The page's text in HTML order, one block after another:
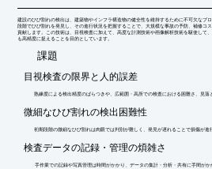
建設のひび割れの検出は、建築物やインフラ構造物の健全性を維持するために不可欠なプ
段階でひび割れを発見し、その進行状況を把握することで、大規模な事故の予防、補修コ
貢献します。この技術は、目視検査に加えて、高度な計測技術や画像解析技術を駆使して
も高精度に捉えることを目的としています。
​課題
目視検査の限界と人的誤差
熟練度による検出精度のばらつきや、広範囲・高所での検査における困難さ、見落
微細なひび割れの検出困難性
初期段階の微細なひび割れは肉眼では判別が難しく、発見が遅れることで損傷が進
検査データの記録・管理の煩雑さ
手作業での記録や写真管理は時間がかかり、データの集計・分析・共有に手間がか